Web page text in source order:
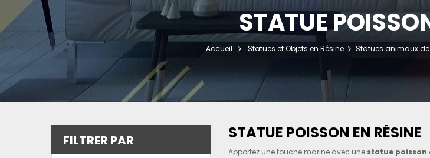
STATUE
Accueil Statues et Objets en Résine Statues animaux
FILTRER PAR STATUE POISSON EN RÉSINE
Apportez une touche marine avec une statue